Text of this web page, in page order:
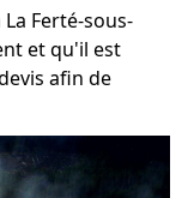
Ferté-sous-
et qu'il est
afin de